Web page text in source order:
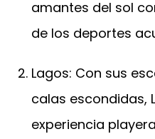
amantes del sol
de los deportes
Lagos: Con sus
calas escondidas,
experiencia